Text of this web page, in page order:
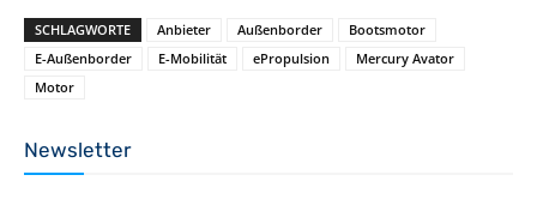
SCHLAGWORTE Anbieter Außenborder
Bootsmotor
E-Außenborder
E-Mobilität ePropulsion
Mercury Avator
Motor
Newsletter